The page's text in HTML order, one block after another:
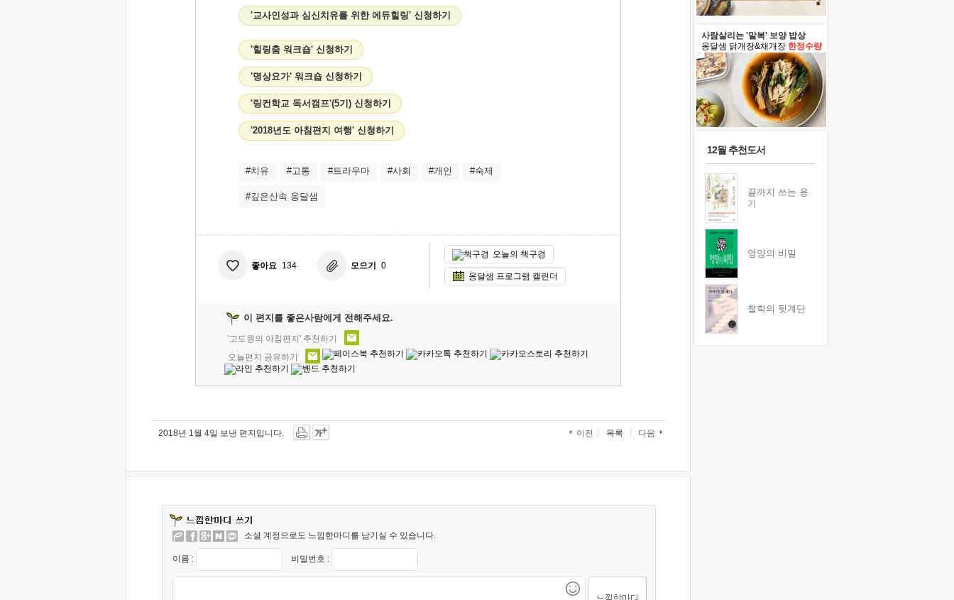
'교사인성과 심신치유를 위한 에듀힐링' 신청하기
'힐링춤 워크숍' 신청하기
'명상요가' 워크숍 신청하기
'링컨학교 독서캠프'(5기) 신청하기
'2018년도 아침편지 여행' 신청하기
#치유 #고통 #트라우마 #사회 #개인 #숙제
#깊은산속 옹달샘
좋아요 134 모으기 0
오늘의 책구경
옹달샘 프로그램 캘린더
이 편지를 좋은사람에게 전해주세요.
'고도원의 아침편지' 추천하기
오늘편지 공유하기
2018년 1월 4일 보낸 편지입니다. 이전 목록 다음
소셜 계정으로도 느낌한마디를 남기실 수 있습니다.
이름 : 비밀번호 :
사람살리는 '말복' 보양 밥상
옹달샘 닭개장&채개장 한정수량
12월 추천도서
끝까지 쓰는 용
기
영양의 비밀
철학의 뒷계단